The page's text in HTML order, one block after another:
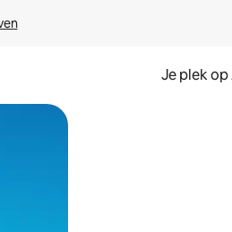
Je plek